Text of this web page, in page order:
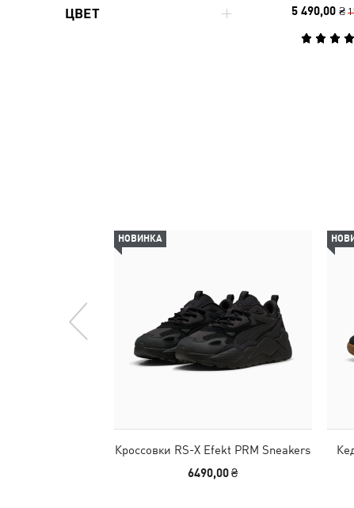
5 490,00 ₴
ЦВЕТ
НОВИНКА
Кроссовки RS-X Efekt PRM Sneakers
6490,00 ₴